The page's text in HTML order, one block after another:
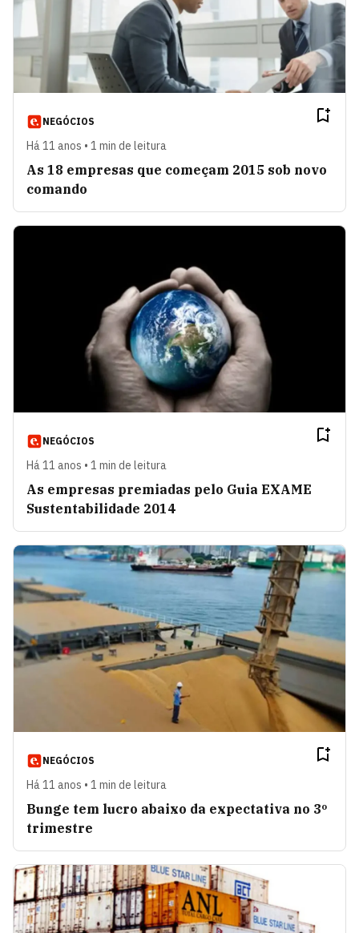
NEGÓCIOS
Há 11 anos • 1 min de leitura
As 18 empresas que começam 2015 sob novo
comando
NEGÓCIOS
Há 11 anos • 1 min de leitura
As empresas premiadas pelo Guia EXAME
Sustentabilidade 2014
NEGÓCIOS
Há 11 anos • 1 min de leitura
Bunge tem lucro abaixo da expectativa no 3º
trimestre